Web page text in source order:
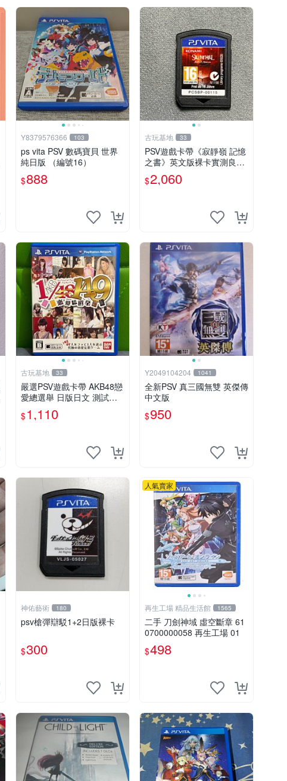
Y8379576366 103
ps vita PSV 數碼寶貝 世界
純日版 （編號16）
$888
古玩基地 33
PSV遊戲卡帶《寂靜嶺 記憶
之書》英文版裸卡實測良好
限定PSV平臺獨享 廚房遊戲
獲得熱銷推薦 寂靜嶺 電玩
$2,060
古玩基地 33
嚴選PSV遊戲卡帶 AKB48戀
愛總選舉 日版日文 測試正
常 游戲卡帶 磨痕 壓痕 成色
圖
$1,110
Y2049104204 1041
全新PSV 真三國無雙 英傑傳
中文版
$950
神佑藝術 180
psv槍彈辯駁1+2日版裸卡
$300
人氣賣家
再生工場 精品生活館 1565
二手 刀劍神域 虛空斷章 61
0700000058 再生工場 01
$498